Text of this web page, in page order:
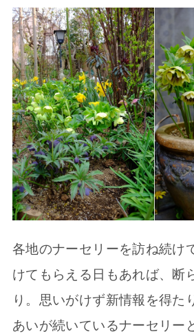
各地のナーセリーを訪ね続け
けてもらえる日もあれば、断
り。思いがけず新情報を得た
あいが続いているナーセリー